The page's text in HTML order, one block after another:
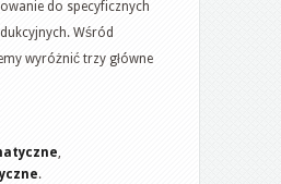
do specyficznych
Wśród
wyróżnić trzy główne
,
.